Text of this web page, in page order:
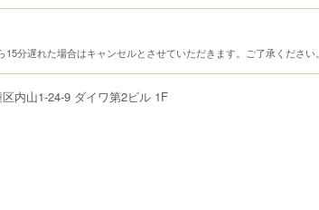
15分遅れた場合はキャンセルとさせていただきます。ご了承ください。
内山1-24-9 ダイワ第2ビル 1F